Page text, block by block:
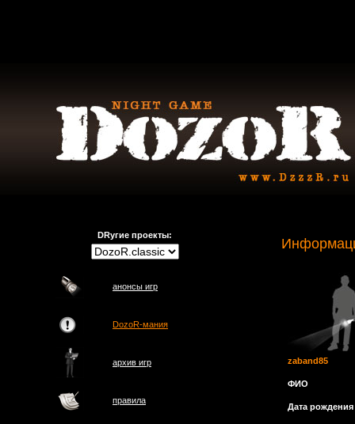
DRугие проекты:
анонсы игр
DozoR-мания
архив игр
правила
zaband85
ФИО
Дата рождения